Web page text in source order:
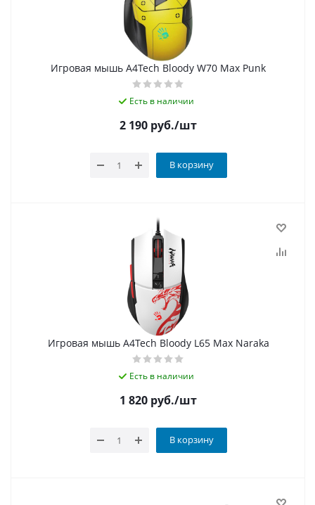
Игровая мышь A4Tech Bloody W70 Max Punk
Есть в наличии
2 190 руб./шт
В корзину
Игровая мышь A4Tech Bloody L65 Max Naraka
Есть в наличии
1 820 руб./шт
В корзину